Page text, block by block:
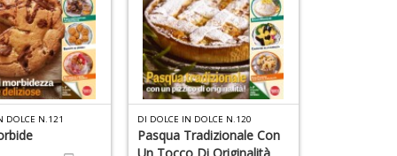
DOLCE N.121 DI DOLCE IN DOLCE N.120
Pasqua Tradizionale Con